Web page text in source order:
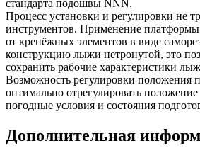
стандарта подошвы NNN.
Процесс установки и регулировки не
инструментов. Применение платформы
от крепёжных элементов в виде
конструкцию лыжи нетронутой, это
сохранить рабочие характеристики
Возможность регулировки положения
оптимально отрегулировать
погодные условия и состояния
Дополнительная